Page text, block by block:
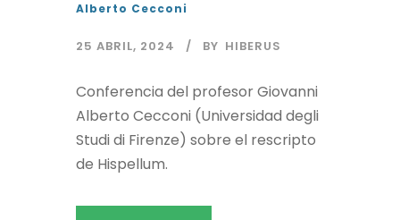
Alberto Cecconi
25 ABRIL, 2024 BY HIBERUS
Conferencia del profesor Giovanni
Alberto Cecconi (Universidad degli
Studi di Firenze) sobre el rescripto
de Hispellum.